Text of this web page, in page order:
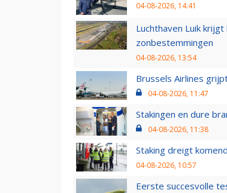
04-08-2026, 14:41
Luchthaven Luik
zonbestemmingen
04-08-2026, 13:54
Brussels Airlines
04-08-2026, 11:47
Stakingen en dure
04-08-2026, 11:38
Staking dreigt
04-08-2026, 10:57
Eerste succesvolle